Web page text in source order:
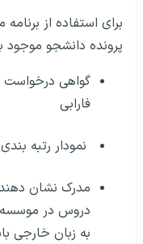
برای استفاده از
پرونده دانشجو
گواهی درخواست
فارابی
نمودار رتبه
مدرک نشان
دروس در موسسه
به زبان خارجی